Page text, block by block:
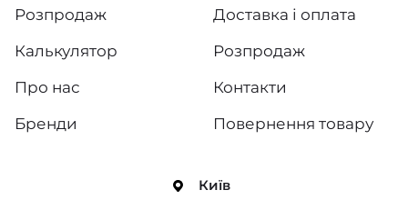
Київ
Розпродаж
Калькулятор
Про нас
Бренди
Доставка і оплата
Розпродаж
Контакти
Повернення товару